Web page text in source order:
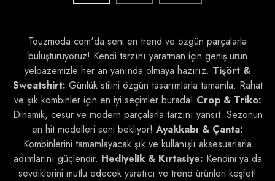
Touzmoda.com'da seni en trend ve özgün parçalarla
buluşturuyoruz! Kendi tarzını yaratman için geniş ürün
yelpazemizle her an yanında olmaya hazırız. Tişört &
Sweatshirt: Günlük stilini özgün tasarımlarla tamamla. Rahat
ve şık kombinler için en iyi seçimler burada! Crop & Triko:
Dinamik, cesur ve modern parçalarla tarzını yansıt. Sezonun
en hit modelleri seni bekliyor! Ayakkabı & Çanta:
Kombinlerini tamamlayacak şık ve kullanışlı aksesuarlarla
adımlarını güçlendir. Hediyelik & Kırtasiye: Kendini ya da
sevdiklerini mutlu edecek yaratıcı ve trend ürünleri keşfet!